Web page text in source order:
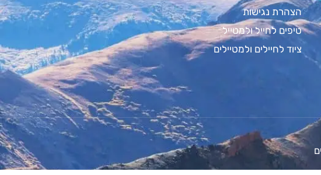
הצהרת נגישות
טיפים לחייל ולמטייל
ציוד לחיילים ולמטיילים